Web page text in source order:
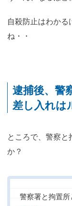
自殺防止はわかる
ね・・
逮捕後、警
差し入れは
ところで、警察と
か？
警察署と拘置